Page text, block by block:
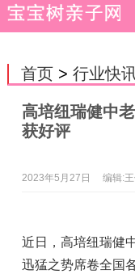
首页> 行业快
高培纽瑞健中
获好评
2023年5月27日 编辑:
近日，高培纽瑞健
迅猛之势席卷全国